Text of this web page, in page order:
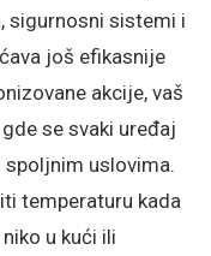
sigurnosni sistemi i
još efikasnije
akcije, vaš
se svaki uređaj
spoljnim uslovima.
temperaturu kada
u kući ili